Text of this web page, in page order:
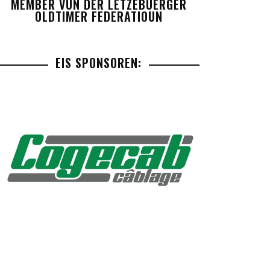
MEMBER VUN DER LETZEBUERGER
OLDTIMER FEDERATIOUN
EIS SPONSOREN: